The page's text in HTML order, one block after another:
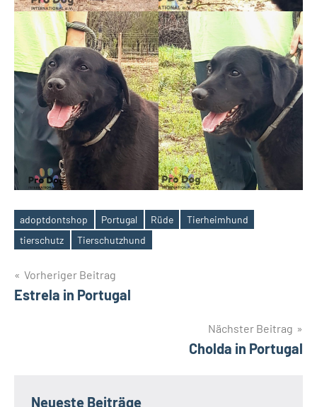
Schlagwörter
adoptdontshop Portugal Rüde
Tierheimhund
tierschutz
Tierschutzhund
Beitragsnavigation
Vorheriger Beitrag
Estrela in Portugal
Nächster Beitrag
Cholda in Portugal
Neueste Beiträge